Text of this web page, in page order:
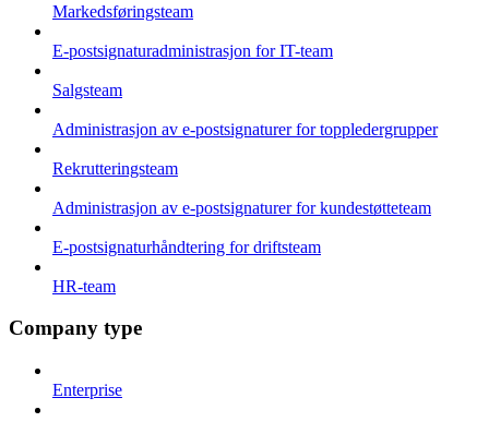
Markedsføringsteam
E-postsignaturadministrasjon for IT-team
Salgsteam
Administrasjon av e-postsignaturer for toppledergrupper
Rekrutteringsteam
Administrasjon av e-postsignaturer for kundestøtteteam
E-postsignaturhåndtering for driftsteam
HR-team
Company type
Enterprise